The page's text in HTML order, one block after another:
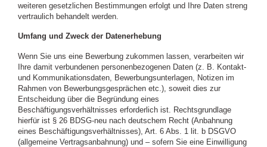
weiteren gesetzlichen Bestimmungen erfolgt und Ihre Daten streng
vertraulich behandelt werden.
Umfang und Zweck der Datenerhebung
Wenn Sie uns eine Bewerbung zukommen lassen, verarbeiten wir
Ihre damit verbundenen personenbezogenen Daten (z. B. Kontakt-
und Kommunikationsdaten, Bewerbungsunterlagen, Notizen im
Rahmen von Bewerbungsgesprächen etc.), soweit dies zur
Entscheidung über die Begründung eines
Beschäftigungsverhältnisses erforderlich ist. Rechtsgrundlage
hierfür ist § 26 BDSG-neu nach deutschem Recht (Anbahnung
eines Beschäftigungsverhältnisses), Art. 6 Abs. 1 lit. b DSGVO
(allgemeine Vertragsanbahnung) und – sofern Sie eine Einwilligung